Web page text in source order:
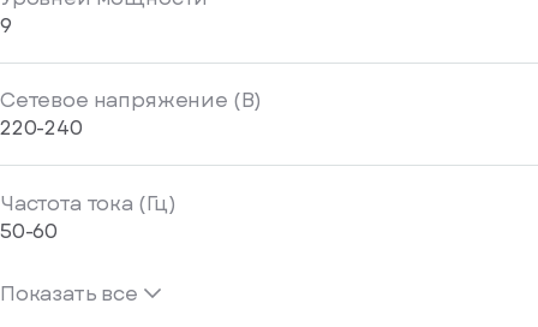
9
Сетевое напряжение (В)
220-240
Частота тока (Гц)
50-60
Показать все